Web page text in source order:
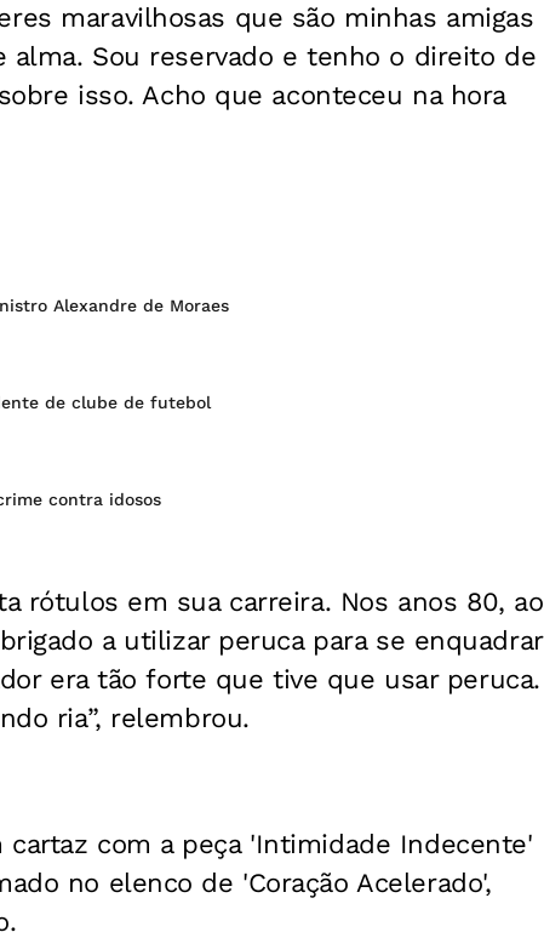
maravilhosas que são minhas amigas
Sou reservado e tenho o direito de
isso. Acho que aconteceu na hora
Alexandre de Moraes
de clube de futebol
contra idosos
rótulos em sua carreira. Nos anos 80, ao
a utilizar peruca para se enquadrar
era tão forte que tive que usar peruca.
ria”, relembrou.
com a peça 'Intimidade Indecente'
no elenco de 'Coração Acelerado',